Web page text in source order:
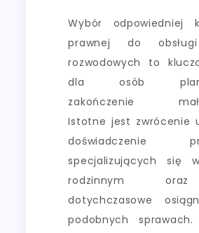
Wybór odpowiedniej
prawnej do
rozwodowych to
dla osób
zakończenie
Istotne jest zwrócenie
doświadczenie
specjalizujących się
rodzinnym
dotychczasowe
podobnych sprawach.